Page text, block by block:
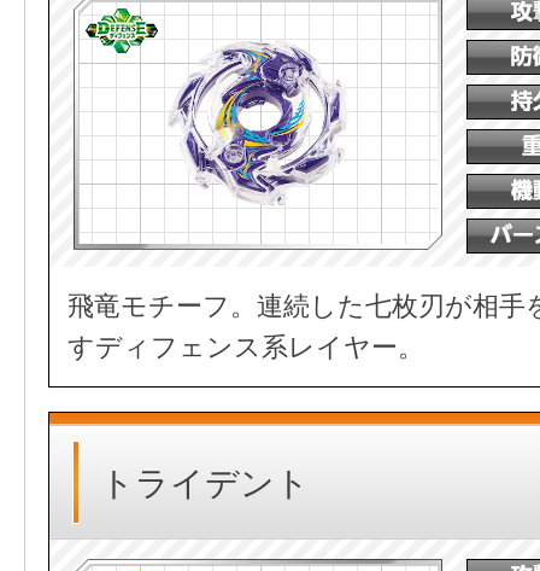
飛竜モチーフ。連続した七枚刃が相手
すディフェンス系レイヤー。
トライデント